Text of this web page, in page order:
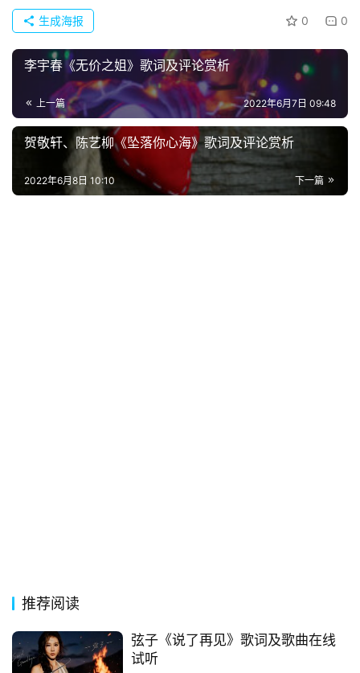
词
古
诗
词
用
登录 注册
0 0
生成海报
李宇春《无价之姐》歌词及评论赏析
上一篇 2022年6月7日 09:48
贺敬轩、陈艺柳《坠落你心海》歌词及评论赏析
下一篇
2022年6月8日 10:10
推荐阅读
弦子《说了再见》歌词及歌曲在线
试听